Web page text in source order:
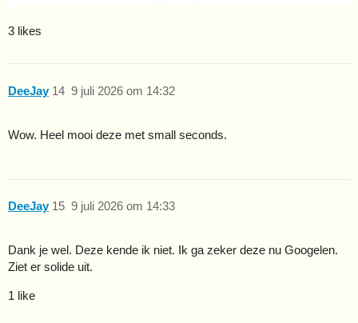
3 likes
DeeJay 9 juli 2026 om 14:32
14
Wow. Heel mooi deze met small seconds.
DeeJay 9 juli 2026 om 14:33
15
Dank je wel. Deze kende ik niet. Ik ga zeker deze nu Googelen.
Ziet er solide uit.
1 like